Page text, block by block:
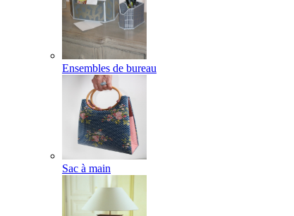
Ensembles de bureau
Sac à main